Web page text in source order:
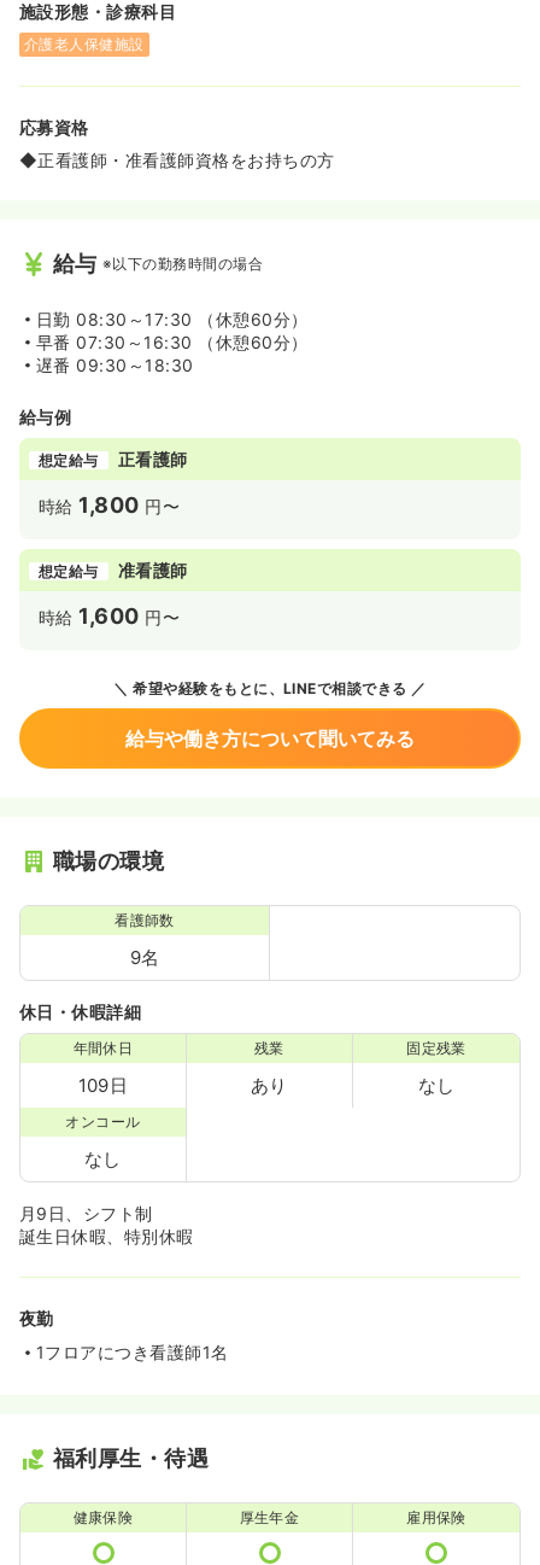
施設形態・診療科目
介護老人保健施設
応募資格
◆正看護師・准看護師資格をお持ちの方
給与 ※以下の勤務時間の場合
日勤 08:30～17:30 （休憩60分）
早番 07:30～16:30 （休憩60分）
遅番 09:30～18:30
給与例
想定給与 正看護師
時給 1,800 円〜
想定給与 准看護師
時給 1,600 円〜
希望や経験をもとに、LINEで相談できる
給与や働き方について聞いてみる
職場の環境
看護師数
9名
休日・休暇詳細
年間休日
109日
残業
あり
固定残業
なし
オンコール
なし
月9日、シフト制
誕生日休暇、特別休暇
夜勤
1フロアにつき看護師1名
福利厚生・待遇
健康保険 厚生年金 雇用保険